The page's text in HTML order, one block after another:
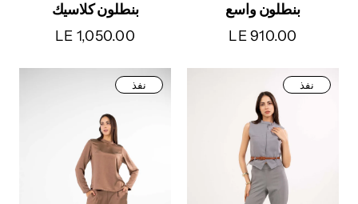
بنطلون واسع
LE 910.00
بنطلون كلاسيك
LE 1,050.00
نفذ نفذ